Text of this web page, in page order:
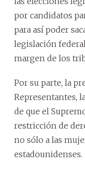
por candidatos
para así poder
legislación
margen de los
Por su parte, la
Representantes,
de que el
restricción de
no sólo a las
estadounidenses.